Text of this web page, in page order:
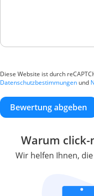
Diese Website ist durch
Datenschutzbestimmungen und
Bewertung abgeben
Warum
Wir helfen Ihnen,